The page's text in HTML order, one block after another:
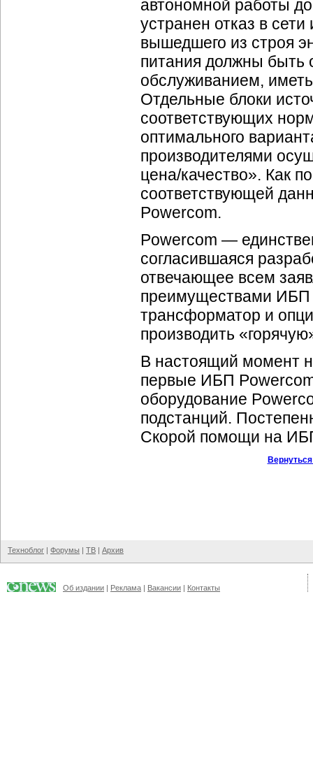
автономной работы
устранен отказ в
вышедшего из строя
питания должны быть
обслуживанием,
Отдельные блоки
соответствующих
оптимального
производителями
цена/качество». Как
соответствующей
Powercom.
Powercom —
согласившаяся
отвечающее всем
преимуществами ИБП
трансформатор и
производить
В настоящий момент
первые ИБП Powercom
оборудование
подстанций.
Скорой помощи на
Техноблог | Форумы | ТВ | Архив
Об издании | Реклама | Вакансии | Контакты